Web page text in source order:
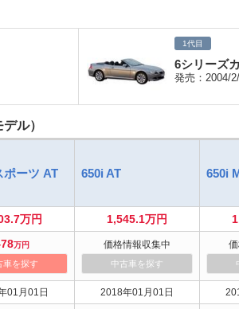
1代目
6シリーズ
発売：2004/
ル）
ポーツ AT 650i AT 650i
万円 1,545.1万円
万円
車を探す
価格情報収集中
中古車を探す
01月01日 2018年01月01日